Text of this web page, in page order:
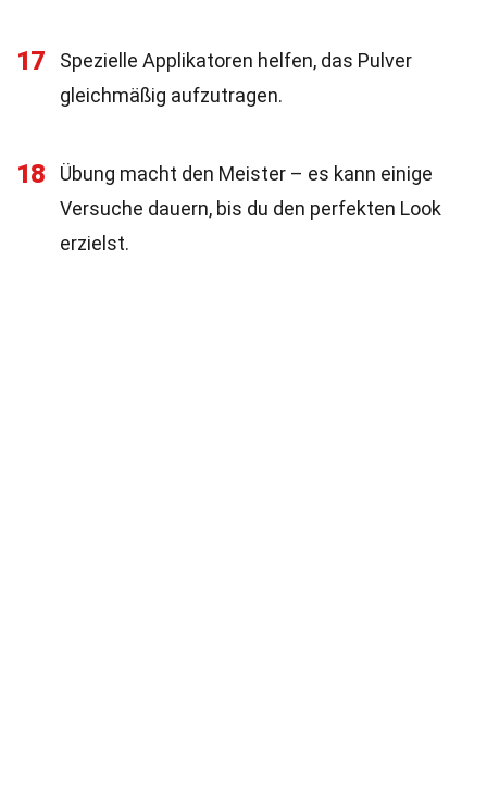
17
Spezielle Applikatoren helfen, das Pulver
gleichmäßig aufzutragen.
18
Übung macht den Meister – es kann einige
Versuche dauern, bis du den perfekten Look
erzielst.